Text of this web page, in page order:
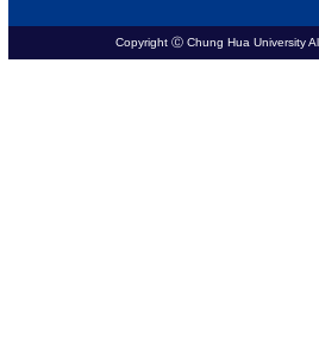
Copyright Ⓒ Chung Hua University